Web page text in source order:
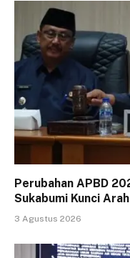
Perubahan APBD
Sukabumi Kunci
3 Agustus 2026